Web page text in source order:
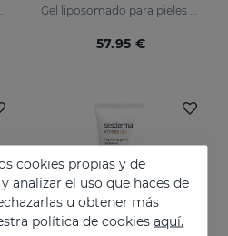
Acelerador de la pigmentación cutánea Gel liposomado para pieles hipopigmentadas
57.95 €
cookies propias y de
analizar el uso que haces de
u obtener más
política de cookiesaquí.